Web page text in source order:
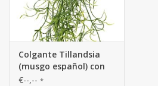
Colgante Tillandsia
(musgo español) con
24 guías, full plastic,
€--,-- *